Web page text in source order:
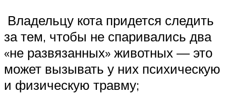
Владельцу кота придется следить
за тем, чтобы не спаривались два
«не развязанных» животных — это
может вызывать у них психическую
и физическую травму;